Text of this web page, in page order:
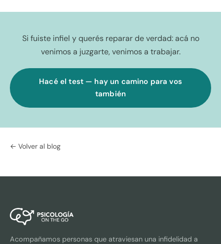
Si fuiste infiel y querés reparar de verdad: acá no
venimos a juzgarte, venimos a trabajar.
Hacé el test — hay un camino para vos
también
← Volver al blog
Acompañamos personas que atraviesan una infidelidad a